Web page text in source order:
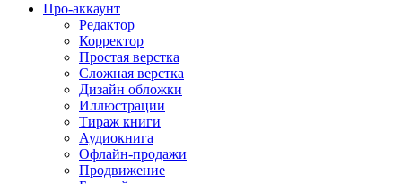
Про-аккаунт
Редактор
Корректор
Простая верстка
Сложная верстка
Дизайн обложки
Иллюстрации
Тираж книги
Аудиокнига
Офлайн-продажи
Продвижение